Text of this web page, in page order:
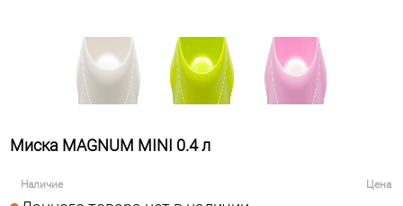
Миска MAGNUM MINI 0.4 л
Наличие Цена